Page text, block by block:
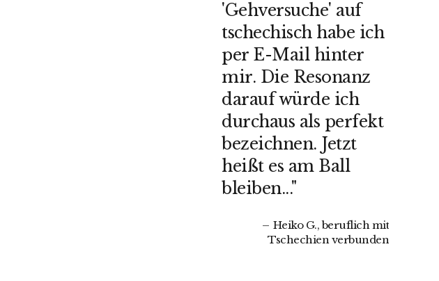
'Gehversuche' auf
tschechisch habe ich
per E-Mail hinter
mir. Die Resonanz
darauf würde ich
durchaus als perfekt
bezeichnen. Jetzt
heißt es am Ball
bleiben..."
Heiko G., beruflich mit
Tschechien verbunden